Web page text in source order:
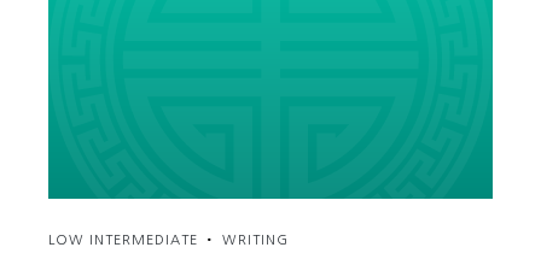
LOW INTERMEDIATE • WRITING